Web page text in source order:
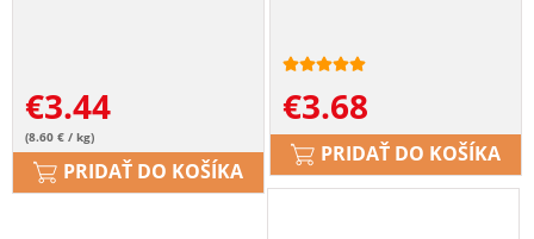
€3.44
(8.60 € / kg)
PRIDAŤ DO KOŠÍKA
€3.68
PRIDAŤ DO KOŠÍKA